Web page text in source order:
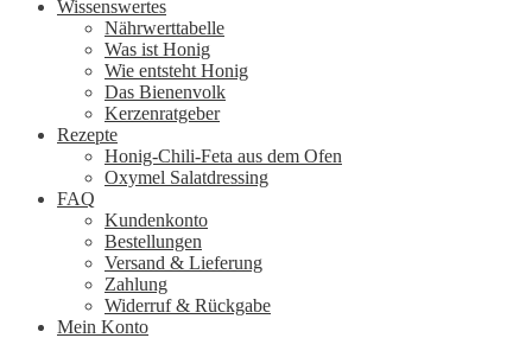
Wissenswertes
Nährwerttabelle
Was ist Honig
Wie entsteht Honig
Das Bienenvolk
Kerzenratgeber
Rezepte
Honig-Chili-Feta aus dem Ofen
Oxymel Salatdressing
FAQ
Kundenkonto
Bestellungen
Versand & Lieferung
Zahlung
Widerruf & Rückgabe
Mein Konto